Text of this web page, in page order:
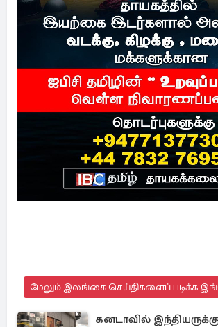
மேலும் இலங்கை செய்திகளைப் படிக்க
கனடாவில்